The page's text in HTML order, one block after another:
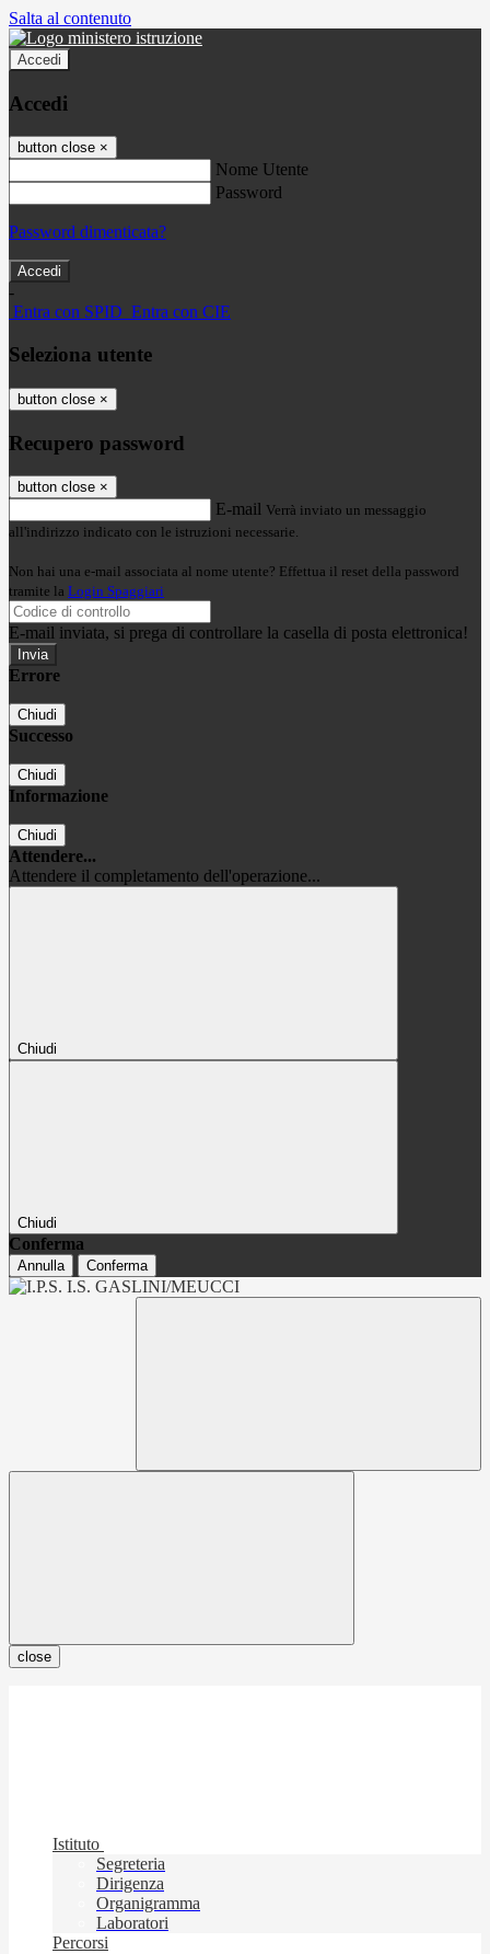
Salta al contenuto
Accedi
Accedi
button close ×
Nome Utente
Password
Password dimenticata?
-
Entra con SPID Entra con CIE
Seleziona utente
button close ×
Recupero password
button close ×
E-mail Verrà inviato un messaggio
all'indirizzo indicato con le istruzioni necessarie.
Non hai una e-mail associata al nome utente? Effettua il reset della password
tramite la Login Spaggiari
E-mail inviata, si prega di controllare la casella di posta elettronica!
Errore
Chiudi
Successo
Chiudi
Informazione
Chiudi
Attendere...
Attendere il completamento dell'operazione...
Chiudi
Chiudi
Conferma
Annulla Conferma
close
Istituto
Segreteria
Dirigenza
Organigramma
Laboratori
Percorsi